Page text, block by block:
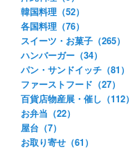
韓国料理（52）
各国料理（76）
スイーツ・お菓子（265）
ハンバーガー（34）
パン・サンドイッチ（81）
ファーストフード（27）
百貨店物産展・催し（112）
お弁当（22）
屋台（7）
お取り寄せ（61）